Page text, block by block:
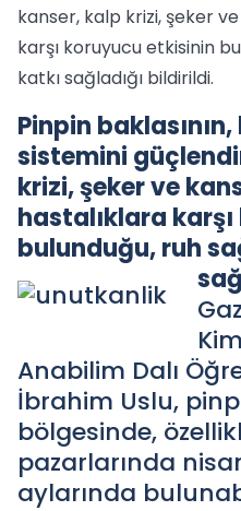
kanser, kalp krizi, şeker
karşı koruyucu etkisinin
katkı sağladığı bildirildi.
Pinpin baklasının,
sistemini
krizi, şeker ve
hastalıklara
bulunduğu, ruh
Anabilim Dalı
İbrahim Uslu,
bölgesinde,
pazarlarında
aylarında